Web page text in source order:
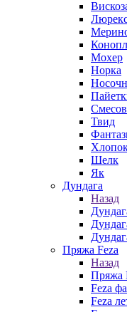
Мохер
Норка
Твид
Шелк
Як
Дундага
Назад
Пряжа Feza
Назад
Пряжа
Feza
Feza